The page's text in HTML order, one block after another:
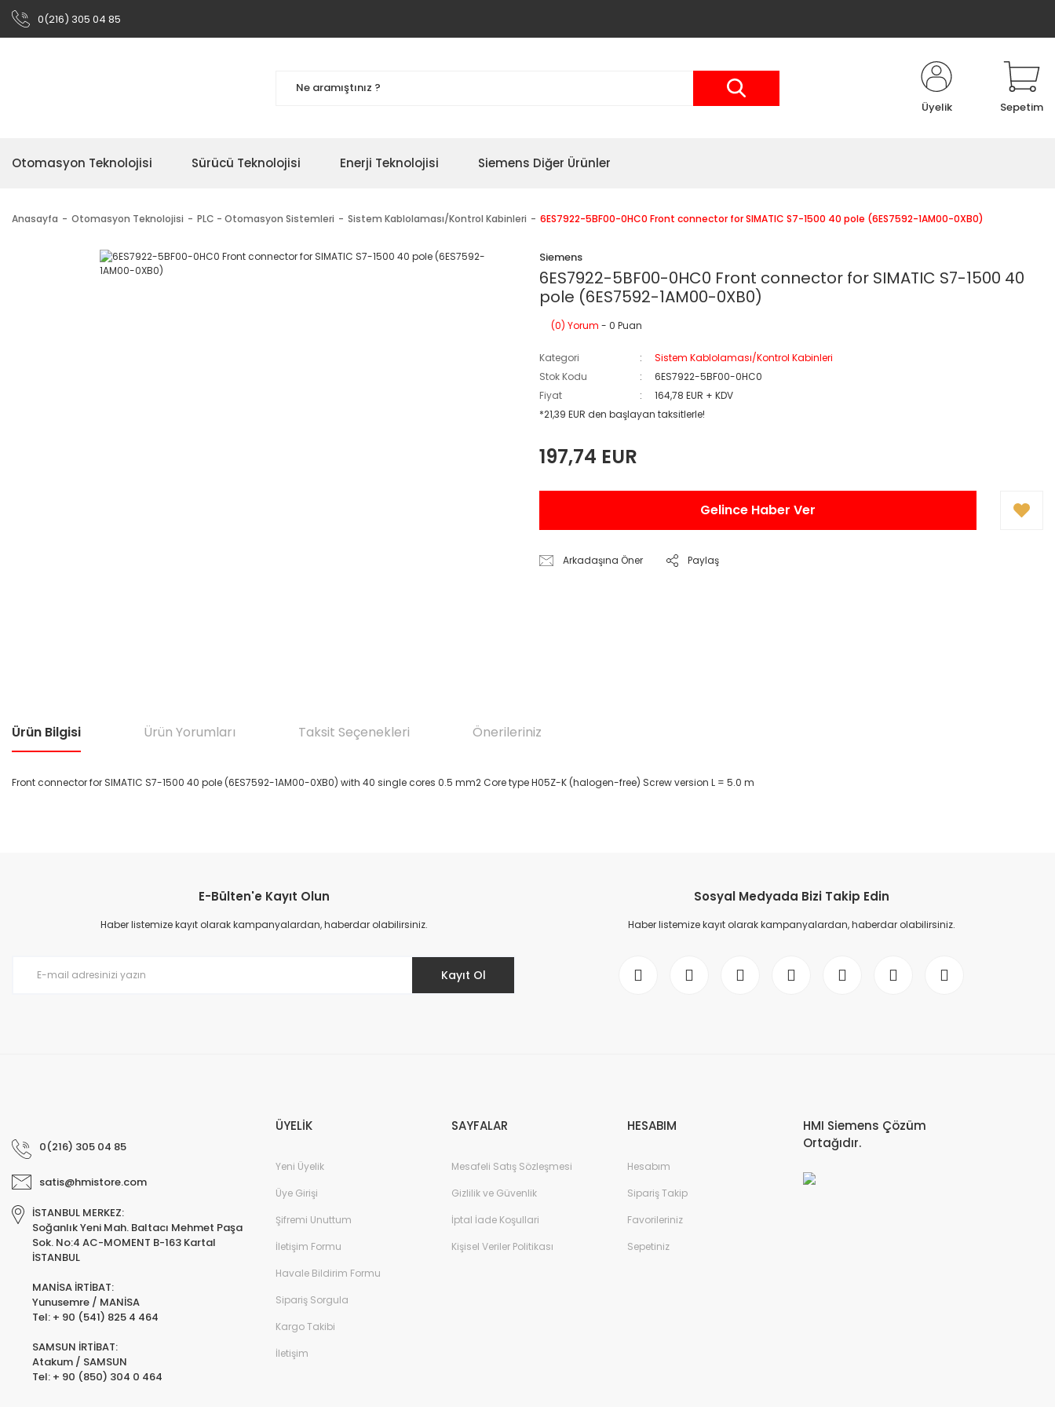
0(216) 305 04 85
Üyelik Sepetim
Otomasyon Teknolojisi Sürücü Teknolojisi Enerji Teknolojisi Siemens Diğer Ürünler
Anasayfa Otomasyon Teknolojisi PLC - Otomasyon Sistemleri Sistem Kablolaması/Kontrol Kabinleri 6ES7922-5BF00-0HC0 Front connector for SIMATIC S7-1500 40 pole (6ES7592-1AM00-0XB0)
Siemens
6ES7922-5BF00-0HC0 Front connector for SIMATIC S7-1500 40
pole (6ES7592-1AM00-0XB0)
(0) Yorum - 0 Puan
Kategori
Sistem Kablolaması/Kontrol Kabinleri
Stok Kodu
6ES7922-5BF00-0HC0
Fiyat
164,78 EUR + KDV
*21,39 EUR den başlayan taksitlerle!
197,74 EUR
Gelince Haber Ver
Arkadaşına Öner Paylaş
Ürün Bilgisi Ürün Yorumları Taksit Seçenekleri Önerileriniz
Front connector for SIMATIC S7-1500 40 pole (6ES7592-1AM00-0XB0) with 40 single cores 0.5 mm2 Core type H05Z-K (halogen-free) Screw version L = 5.0 m
Ürün resmi kalitesiz, bozuk veya görüntülenemiyor.
Ürün açıklamasında eksik bilgiler bulunuyor.
E-Bülten'e Kayıt Olun
Haber listemize kayıt olarak kampanyalardan, haberdar olabilirsiniz.
Kayıt Ol
Sosyal Medyada Bizi Takip Edin
Haber listemize kayıt olarak kampanyalardan, haberdar olabilirsiniz.
0(216) 305 04 85
satis@hmistore.com
İSTANBUL MERKEZ:
Soğanlık Yeni Mah. Baltacı Mehmet Paşa
Sok. No:4 AC-MOMENT B-163 Kartal
İSTANBUL
MANİSA İRTİBAT:
Yunusemre / MANİSA
Tel: + 90 (541) 825 4 464
SAMSUN İRTİBAT:
Atakum / SAMSUN
Tel: + 90 (850) 304 0 464
ÜYELİK
Yeni Üyelik
Üye Girişi
Şifremi Unuttum
İletişim Formu
Havale Bildirim Formu
Sipariş Sorgula
Kargo Takibi
İletişim
SAYFALAR
Mesafeli Satış Sözleşmesi
Gizlilik ve Güvenlik
İptal İade Koşullari
Kişisel Veriler Politikası
HESABIM
Hesabım
Sipariş Takip
Favorileriniz
Sepetiniz
HMI Siemens Çözüm
Ortağıdır.